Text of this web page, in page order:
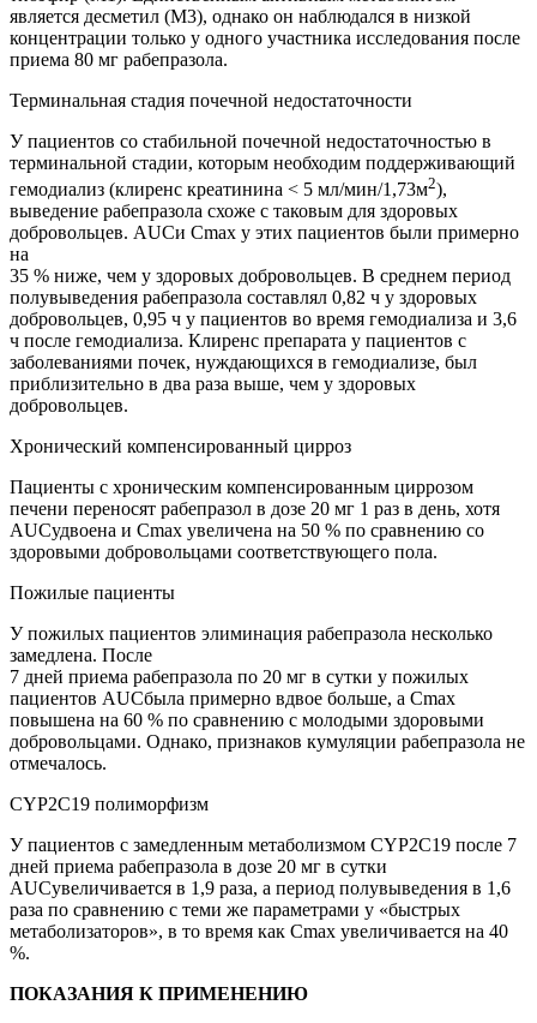
является десметил (М3), однако он наблюдался в низкой
концентрации только у одного участника исследования после
приема 80 мг рабепразола.
Терминальная стадия почечной недостаточности
У пациентов со стабильной почечной недостаточностью в
терминальной стадии, которым необходим поддерживающий
гемодиализ (клиренс креатинина < 5 мл/мин/1,73м2),
выведение рабепразола схоже с таковым для здоровых
добровольцев. AUCи Сmах у этих пациентов были примерно
на
35 % ниже, чем у здоровых добровольцев. В среднем период
полувыведения рабепразола составлял 0,82 ч у здоровых
добровольцев, 0,95 ч у пациентов во время гемодиализа и 3,6
ч после гемодиализа. Клиренс препарата у пациентов с
заболеваниями почек, нуждающихся в гемодиализе, был
приблизительно в два раза выше, чем у здоровых
добровольцев.
Хронический компенсированный цирроз
Пациенты с хроническим компенсированным циррозом
печени переносят рабепразол в дозе 20 мг 1 раз в день, хотя
AUCудвоена и Сmах увеличена на 50 % по сравнению со
здоровыми добровольцами соответствующего пола.
Пожилые пациенты
У пожилых пациентов элиминация рабепразола несколько
замедлена. После
7 дней приема рабепразола по 20 мг в сутки у пожилых
пациентов AUCбыла примерно вдвое больше, а Сmах
повышена на 60 % по сравнению с молодыми здоровыми
добровольцами. Однако, признаков кумуляции рабепразола не
отмечалось.
CYP2C19 полиморфизм
У пациентов с замедленным метаболизмом CYP2C19 после 7
дней приема рабепразола в дозе 20 мг в сутки
AUCувеличивается в 1,9 раза, а период полувыведения в 1,6
раза по сравнению с теми же параметрами у «быстрых
метаболизаторов», в то время как Сmах увеличивается на 40
%.
ПОКАЗАНИЯ К ПРИМЕНЕНИЮ